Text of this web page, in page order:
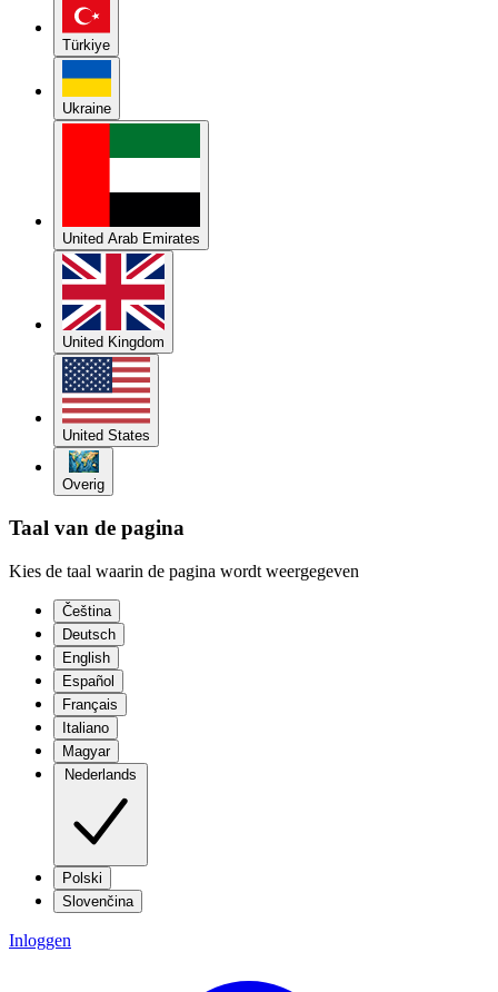
Türkiye
Ukraine
United Arab Emirates
United Kingdom
United States
Overig
Taal van de pagina
Kies de taal waarin de pagina wordt weergegeven
Čeština
Deutsch
English
Español
Français
Italiano
Magyar
Nederlands
Polski
Slovenčina
Inloggen